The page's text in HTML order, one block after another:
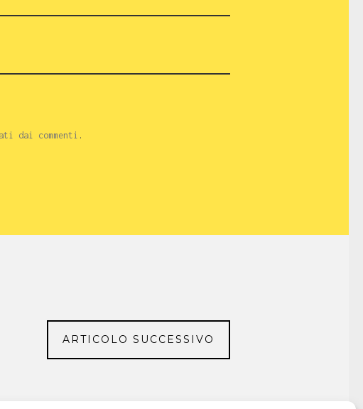
dai commenti .
ARTICOLO SUCCESSIVO